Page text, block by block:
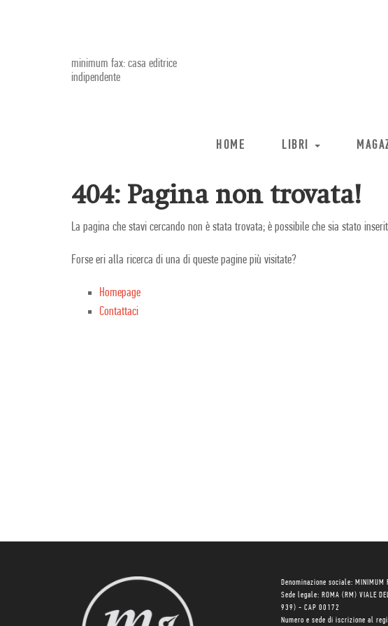
minimum fax: casa editrice
indipendente
HOME LIBRI
404: Pagina non trovata!
La pagina che stavi cercando non è stata trovata; è possibile che sia stato
Forse eri alla ricerca di una di queste pagine più visitate?
Homepage
Contattaci
Denominazione sociale: MINIMUM
Sede legale: ROMA (RM) VIALE
939) - CAP 00172
Numero e sede di iscrizione al